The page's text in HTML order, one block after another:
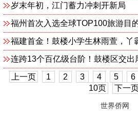
岁末年初，江门蓄力冲刺开新局
福州首次入选全球TOP100旅游目
福建首金！鼓楼小学生林雨萱，丫
连跨13个百亿级台阶！鼓楼区交出
上一页 1 2 3 4 5 6
10页
下一
世界侨网